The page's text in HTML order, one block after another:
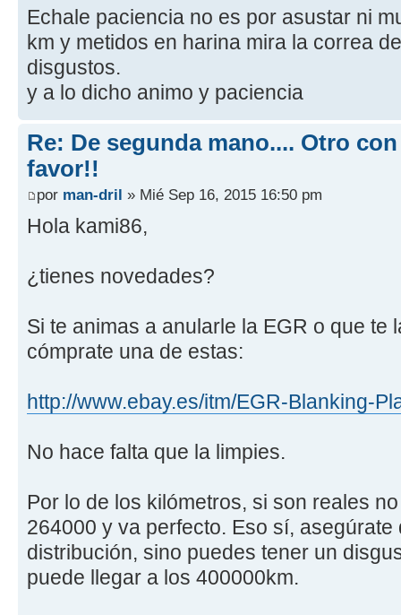
Echale paciencia no es por asustar ni
km y metidos en harina mira la correa
disgustos.
y a lo dicho animo y paciencia
Re: De segunda mano.... Otro
favor!!
por man-dril » Mié Sep 16, 2015 16:50 pm
Hola kami86,
¿tienes novedades?
Si te animas a anularle la EGR o que te
cómprate una de estas:
http://www.ebay.es/itm/EGR-Blanking-
No hace falta que la limpies.
Por lo de los kilómetros, si son reales
264000 y va perfecto. Eso sí,
distribución, sino puedes tener un
puede llegar a los 400000km.